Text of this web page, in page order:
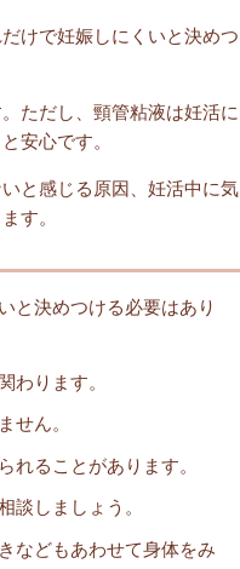
けで妊娠しにくいと決めつ
ただし、頸管粘液は妊活に
安心です。
と感じる原因、妊活中に気
す。
と決めつける必要はあり
わります。
せん。
れることがあります。
談しましょう。
などもあわせて身体をみ